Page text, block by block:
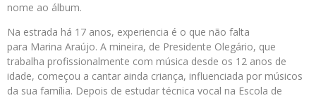
nome ao álbum.
Na estrada há 17 anos, experiencia é o que não falta
para Marina Araújo. A mineira, de Presidente Olegário, que
trabalha profissionalmente com música desde os 12 anos de
idade, começou a cantar ainda criança, influenciada por músicos
da sua família. Depois de estudar técnica vocal na Escola de